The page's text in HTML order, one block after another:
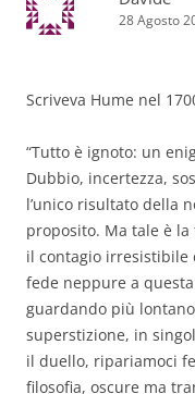
28 Agosto
Scriveva Hume nel
“Tutto è ignoto: un
Dubbio, incertezza,
l’unico risultato della
proposito. Ma tale è
il contagio irresistibile
fede neppure a
guardando più
superstizione, in
il duello, ripariamoci
filosofia, oscure ma